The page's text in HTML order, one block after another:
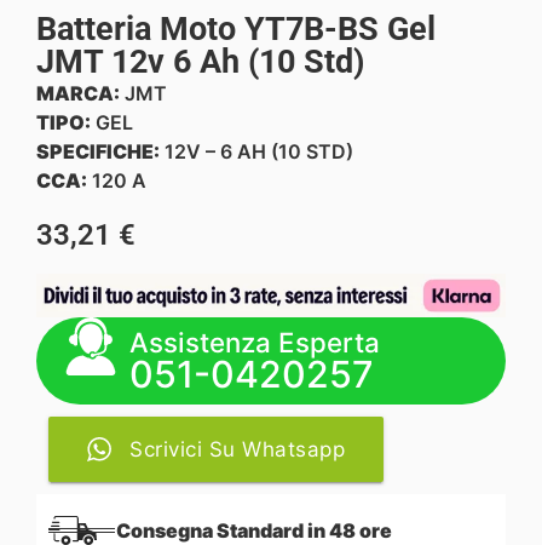
Batteria Moto YT7B-BS Gel
JMT 12v 6 Ah (10 Std)
MARCA: JMT
TIPO: GEL
SPECIFICHE: 12V – 6 AH (10 STD)
CCA: 120 A
33,21 €
Assistenza Esperta
051-0420257
Scrivici Su Whatsapp
Consegna Standard in 48 ore